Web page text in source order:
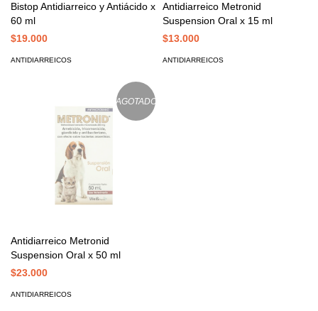
Bistop Antidiarreico y Antiácido x
60 ml
$19.000
ANTIDIARREICOS
Antidiarreico Metronid
Suspension Oral x 15 ml
$13.000
ANTIDIARREICOS
AGOTADO
Antidiarreico Metronid
Suspension Oral x 50 ml
$23.000
ANTIDIARREICOS